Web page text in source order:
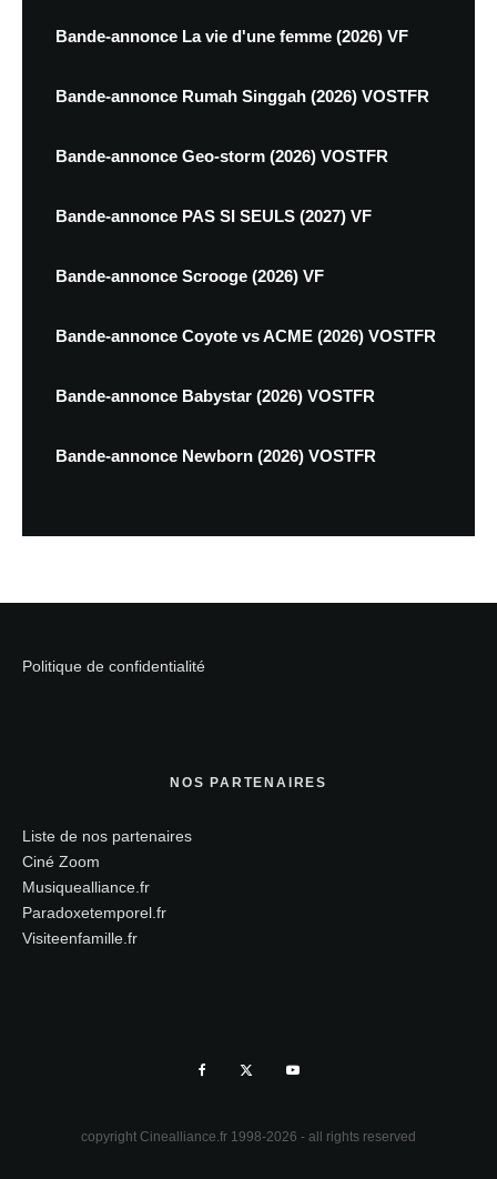
Bande-annonce La vie d'une femme (2026) VF
Bande-annonce Rumah Singgah (2026) VOSTFR
Bande-annonce Geo-storm (2026) VOSTFR
Bande-annonce PAS SI SEULS (2027) VF
Bande-annonce Scrooge (2026) VF
Bande-annonce Coyote vs ACME (2026) VOSTFR
Bande-annonce Babystar (2026) VOSTFR
Bande-annonce Newborn (2026) VOSTFR
Politique de confidentialité
NOS PARTENAIRES
Liste de nos partenaires
Ciné Zoom
Musiquealliance.fr
Paradoxetemporel.fr
Visiteenfamille.fr
copyright Cinealliance.fr 1998-2026 - all rights reserved